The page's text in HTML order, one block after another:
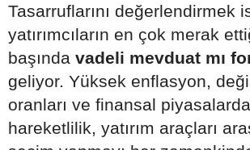
Tasarruflarını değerlendirmek
yatırımcıların en çok merak
başında vadeli mevduat mı
geliyor. Yüksek enflasyon,
oranları ve finansal
hareketlilik, yatırım araçları